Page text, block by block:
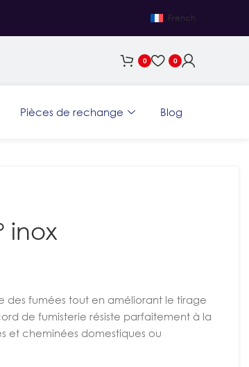
French
0 0
Pièces de rechange Blog
inox
des fumées tout en améliorant le tirage
de fumisterie résiste parfaitement à la
et cheminées domestiques ou